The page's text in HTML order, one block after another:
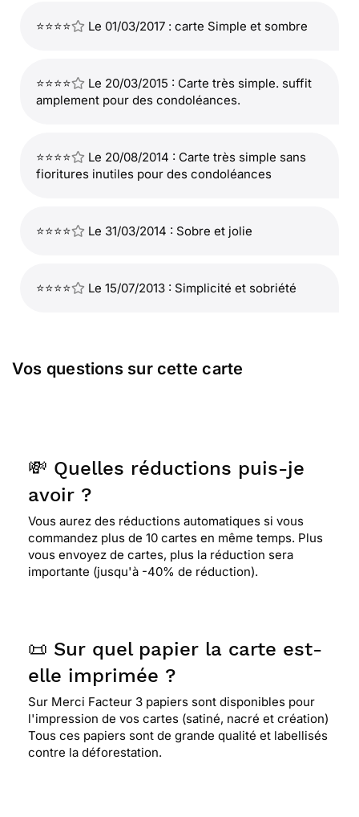
⭐⭐⭐⭐ Le 01/03/2017 : carte Simple et sombre
⭐⭐⭐⭐
Le 20/03/2015 : Carte très simple. suffit
amplement pour des condoléances.
⭐⭐⭐⭐
Le 20/08/2014 : Carte très simple sans
fioritures inutiles pour des condoléances
⭐⭐⭐⭐ Le 31/03/2014 : Sobre et jolie
⭐⭐⭐⭐ Le 15/07/2013 : Simplicité et sobriété
Vos questions sur cette carte
💸 Quelles réductions puis-je
avoir ?
Vous aurez des réductions automatiques si vous
commandez plus de 10 cartes en même temps. Plus
vous envoyez de cartes, plus la réduction sera
importante (jusqu'à -40% de réduction).
📜 Sur quel papier la carte est-
elle imprimée ?
Sur Merci Facteur 3 papiers sont disponibles pour
l'impression de vos cartes (satiné, nacré et création)
Tous ces papiers sont de grande qualité et labellisés
contre la déforestation.